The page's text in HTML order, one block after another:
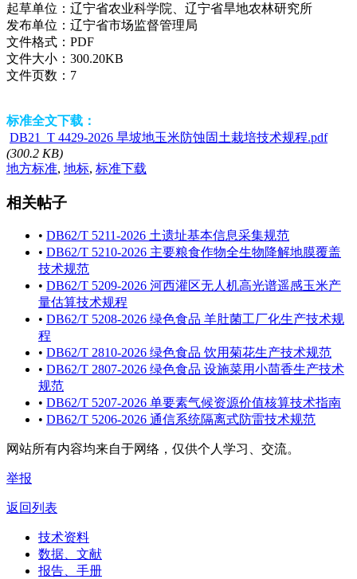
起草单位： 辽宁省农业科学院、辽宁省旱地农林研究所
发布单位： 辽宁省市场监督管理局
文件格式： PDF
文件大小： 300.20KB
文件页数： 7
标准全文下载：
DB21_T 4429-2026 旱坡地玉米防蚀固土栽培技术规程.pdf
(300.2 KB)
地方标准, 地标, 标准下载
相关帖子
• DB62/T 5211-2026 土遗址基本信息采集规范
• DB62/T 5210-2026 主要粮食作物全生物降解地膜覆盖
技术规范
• DB62/T 5209-2026 河西灌区无人机高光谱遥感玉米产
量估算技术规程
• DB62/T 5208-2026 绿色食品 羊肚菌工厂化生产技术规
程
• DB62/T 2810-2026 绿色食品 饮用菊花生产技术规范
• DB62/T 2807-2026 绿色食品 设施菜用小茴香生产技术
规范
• DB62/T 5207-2026 单要素气候资源价值核算技术指南
• DB62/T 5206-2026 通信系统隔离式防雷技术规范
网站所有内容均来自于网络，仅供个人学习、交流。
举报
返回列表
技术资料
数据、文献
报告、手册